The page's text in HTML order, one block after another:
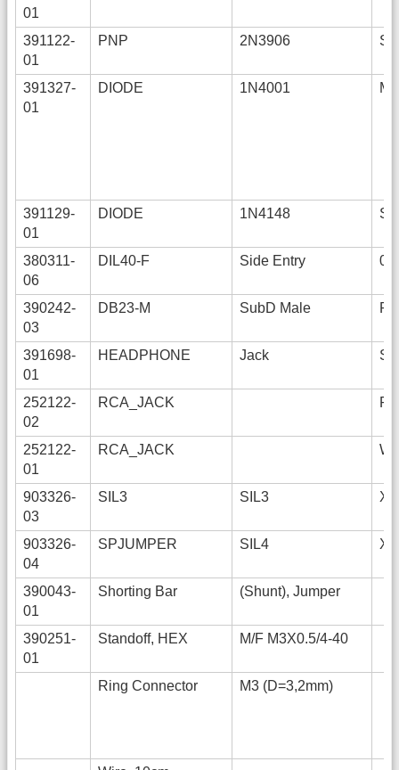
01
391122-
01
PNP 2N3906
391327-
01
DIODE 1N4001
391129-
01
DIODE 1N4148
380311-
06
DIL40-F Side Entry
390242-
03
DB23-M SubD Male RA
391698-
01
HEADPHONE Jack
252122-
02
RCA_JACK
252122-
01
RCA_JACK
903326-
03
SIL3 SIL3
903326-
04
SPJUMPER SIL4
390043-
01
Shorting Bar (Shunt), Jumper
390251-
01
Standoff, HEX M/F M3X0.5/4-40
Ring Connector M3 (D=3,2mm)